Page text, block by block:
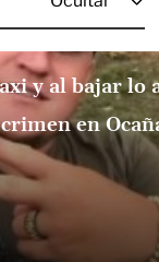
y al bajar lo
en